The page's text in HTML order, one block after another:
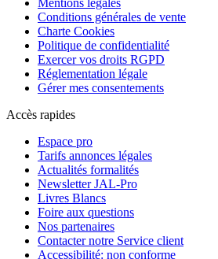
Conditions générales de vente
Charte Cookies
Politique de confidentialité
Exercer vos droits RGPD
Réglementation légale
Gérer mes consentements
Accès rapides
Espace pro
Tarifs annonces légales
Actualités formalités
Newsletter JAL-Pro
Livres Blancs
Foire aux questions
Nos partenaires
Contacter notre Service client
Accessibilité: non conforme